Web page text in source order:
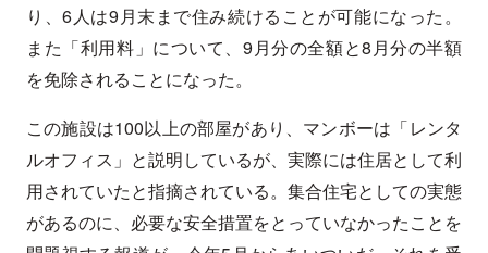
り、6人は9月末まで住み続けることが可能になった。
また「利用料」について、9月分の全額と8月分の半額
を免除されることになった。
この施設は100以上の部屋があり、マンボーは「レンタ
ルオフィス」と説明しているが、実際には住居として利
用されていたと指摘されている。集合住宅としての実態
があるのに、必要な安全措置をとっていなかったことを